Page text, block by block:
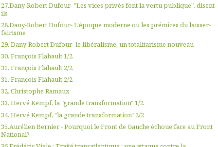
27.Dany-Robert Dufour- "Les vices privés font la vertu publique", disent-
ils
28.Dany-Robert Dufour- L'époque moderne ou les prémices du laisser-
fairisme
29. Dany-Robert Dufour- le libéralisme, un totalitarisme nouveau
30. François Flahault 1/2
31. François Flahault 2/2
31. François Flahault 2/2
32. Christophe Ramaux
33. Hervé Kempf, la "grande transformation" 1/2
34. Hervé Kempf, "la grande transformation" 2/2
35.Aurélien Bernier - Pourquoi le Front de Gauche échoue face au Front
National?